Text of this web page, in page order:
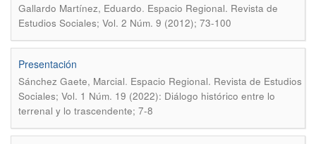
Gallardo Martínez, Eduardo. Espacio Regional. Revista de
Estudios Sociales; Vol. 2 Núm. 9 (2012); 73-100
Presentación
Sánchez Gaete, Marcial. Espacio Regional. Revista de Estudios
Sociales; Vol. 1 Núm. 19 (2022): Diálogo histórico entre lo
terrenal y lo trascendente; 7-8